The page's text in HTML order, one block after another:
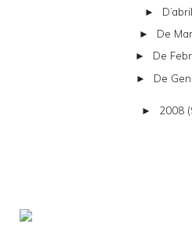
► D’abril
► De
► De
► De
► 2008